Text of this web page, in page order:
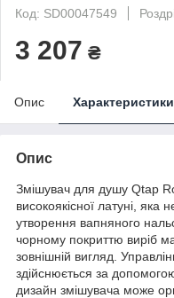
Код: SD00047549
3 207 ₴
Опис Характеристики
Опис
Змішувач для душу Qtap
високоякісної латуні, яка
утворення вапняного
чорному покриттю виріб
зовнішній вигляд.
здійснюється за
дизайн змішувача може